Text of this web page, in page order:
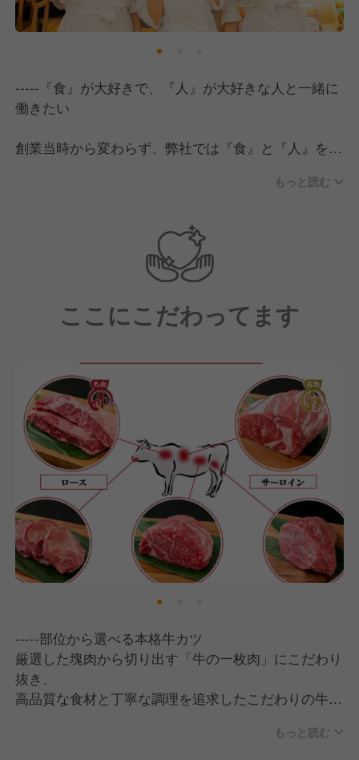
-----『食』が大好きで、『人』が大好きな人と一緒に
働きたい
創業当時から変わらず、弊社では『食』と『人』を大
私たちの使命は、経営理念にもある《人々にパワー
・誰よりも『食』が大好きだ！
・誰よりも『人』が大好きだ！
と声を大にして言い切れる方と働きたいと強く願って
います。
もっと読む
ここにこだわってます
-----部位から選べる本格牛カツ
厳選した塊肉から切り出す「牛の一枚肉」にこだわり
抜き、
高品質な食材と丁寧な調理を追求したこだわりの牛カ
もっと読む